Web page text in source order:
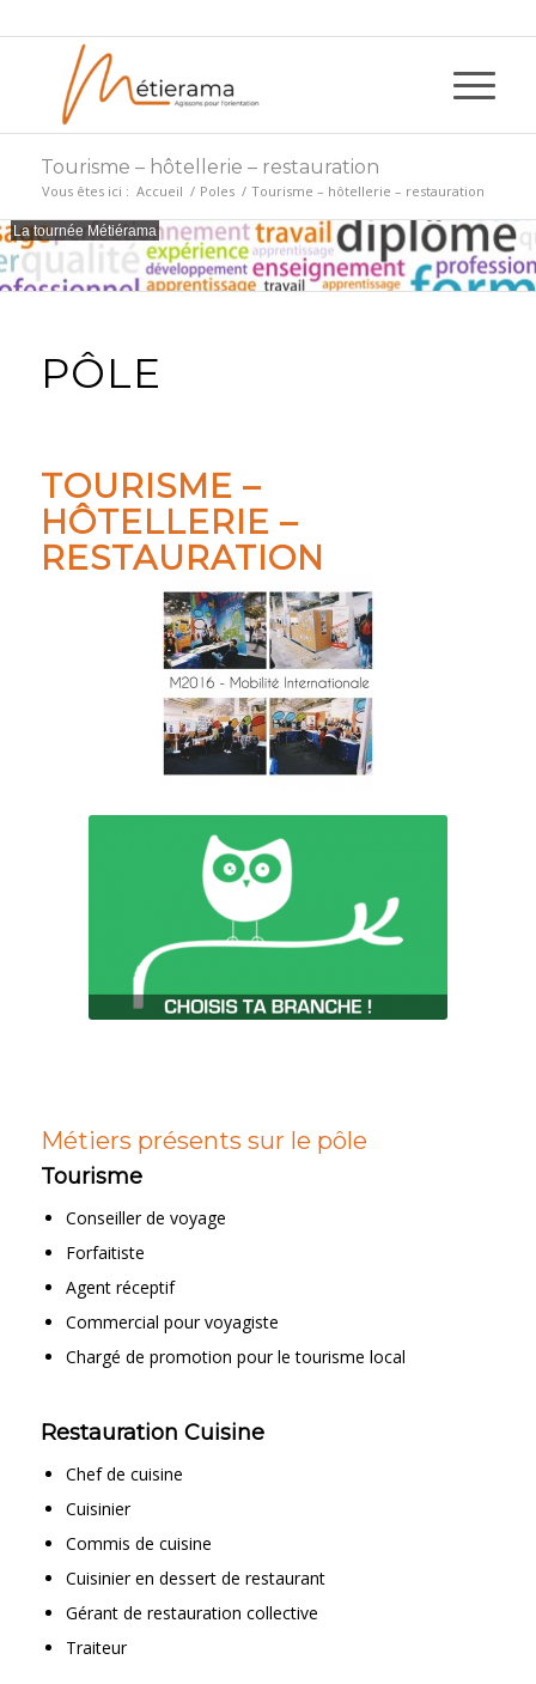
Tourisme – hôtellerie – restauration
Vous êtes ici : Accueil / Poles / Tourisme – hôtellerie – restauration
La tournée Métiérama
PÔLE
TOURISME –
HÔTELLERIE –
RESTAURATION
Métiers présents sur le pôle
Tourisme
Conseiller de voyage
Forfaitiste
Agent réceptif
Commercial pour voyagiste
Chargé de promotion pour le tourisme local
Restauration Cuisine
Chef de cuisine
Cuisinier
Commis de cuisine
Cuisinier en dessert de restaurant
Gérant de restauration collective
Traiteur